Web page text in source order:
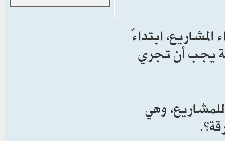
ابتداءً
يجب أن تجري
وهي